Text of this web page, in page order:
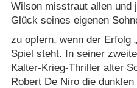
Wilson misstraut allen und
Glück seines eigenen
zu opfern, wenn der Erfolg
Spiel steht. In seiner
Kalter-Krieg-Thriller alter
Robert De Niro die